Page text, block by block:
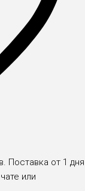
Поставка от 1
или